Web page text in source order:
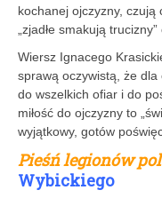
kochanej ojczyzny, czują
„zjadłe smakują
Wiersz Ignacego
sprawą oczywistą, że dla
do wszelkich ofiar i do
miłość do ojczyzny to
wyjątkowy, gotów
Pieśń legionów
Wybickiego